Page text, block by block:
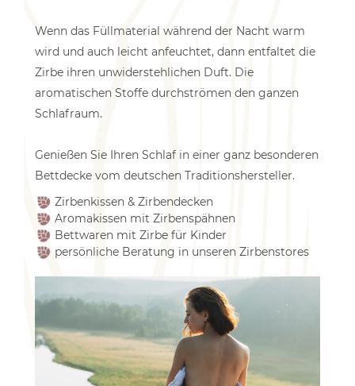
Wenn das Füllmaterial während der Nacht warm
wird und auch leicht anfeuchtet, dann entfaltet die
Zirbe ihren unwiderstehlichen Duft. Die
aromatischen Stoffe durchströmen den ganzen
Schlafraum.
Genießen Sie Ihren Schlaf in einer ganz besonderen
Bettdecke vom deutschen Traditionshersteller.
Zirbenkissen & Zirbendecken
Aromakissen mit Zirbenspähnen
Bettwaren mit Zirbe für Kinder
persönliche Beratung in unseren Zirbenstores